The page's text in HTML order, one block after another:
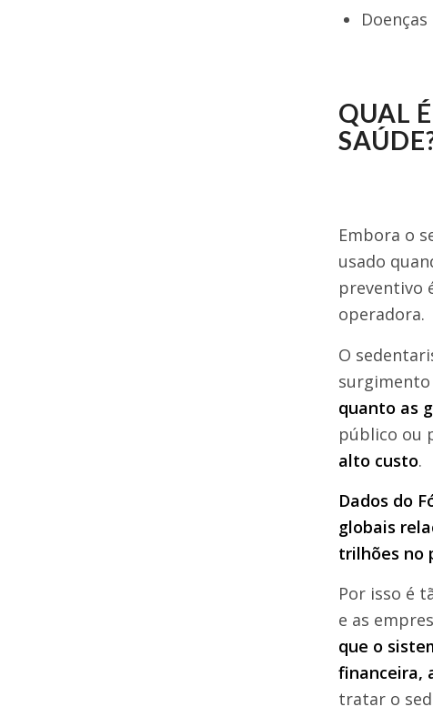
QUAL
Embora o
usado
preventivo
operadora.
O
surgimento
quanto as
público ou
alto custo.
Dados do
globais
trilhões no
Por isso é
e as
que o
financeira,
tratar o